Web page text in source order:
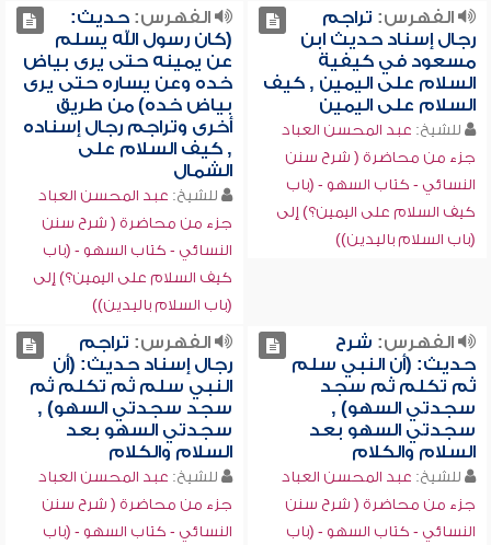
الفهرس: تراجم
رجال إسناد حديث ابن
مسعود في كيفية
السلام على اليمين , كيف
السلام على اليمين
للشيخ: عبد المحسن العباد
جزء من محاضرة ( شرح سنن
النسائي - كتاب السهو - (باب
كيف السلام على اليمين؟) إلى
(باب السلام باليدين))
الفهرس:حديث:
(كان رسول الله يسلم
عن يمينه حتى يرى بياض
خده وعن يساره حتى يرى
بياض خده) من طريق
أخرى وتراجم رجال إسناده
, كيف السلام على
الشمال
للشيخ: عبد المحسن العباد
جزء من محاضرة ( شرح سنن
النسائي - كتاب السهو - (باب
كيف السلام على اليمين؟) إلى
(باب السلام باليدين))
الفهرس: شرح
حديث: (أن النبي سلم
ثم تكلم ثم سجد
سجدتي السهو) ,
سجدتي السهو بعد
السلام والكلام
للشيخ: عبد المحسن العباد
جزء من محاضرة ( شرح سنن
النسائي - كتاب السهو - (باب
الفهرس: تراجم
رجال إسناد حديث: (أن
النبي سلم ثم تكلم ثم
سجد سجدتي السهو) ,
سجدتي السهو بعد
السلام والكلام
للشيخ: عبد المحسن العباد
جزء من محاضرة ( شرح سنن
النسائي - كتاب السهو - (باب